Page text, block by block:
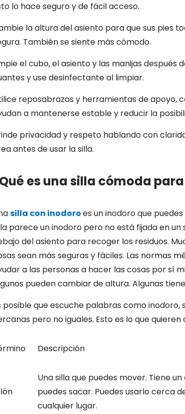
lo hace seguro y de fácil acceso.
la altura del asiento para que sus pies
También se siente más cómodo.
el cubo, el asiento y las manijas después
y use desinfectante al limpiar.
reposabrazos y herramientas de apoyo,
a mantenerse estable y reducir la
privacidad y respeto hablando con
antes de usar la silla.
es una silla cómoda
silla con inodoroes un inodoro que
parece un inodoro pero no está fijada en
del asiento para recoger los residuos.
sean más seguras y fáciles. Las normas
a las personas a hacer las cosas por sí
pueden cambiar de altura. Algunas
posible que escuche palabras como
pero no iguales. Esto es lo que quieren
Descripción
Una silla que puedes mover. Tiene
puedes sacar. Puedes usarlo cerca
cualquier lugar.